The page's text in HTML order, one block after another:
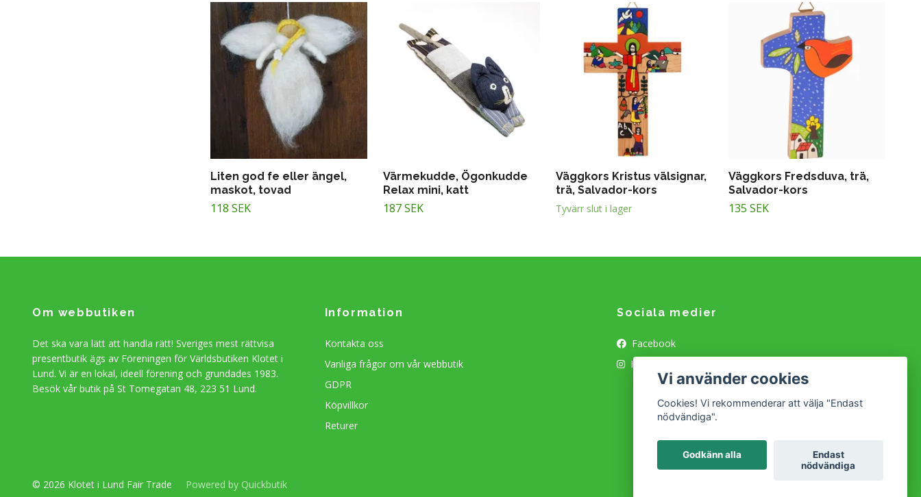
Liten god fe eller ängel,
maskot, tovad
118 SEK
Värmekudde, Ögonkudde
Relax mini, katt
187 SEK
Väggkors Kristus välsignar,
trä, Salvador-kors
Tyvärr slut i lager
Väggkors Fredsduva, trä,
Salvador-kors
135 SEK
Om webbutiken
Det ska vara lätt att handla rätt! Sveriges mest rättvisa
presentbutik ägs av Föreningen för Världsbutiken Klotet i
Lund. Vi är en lokal, ideell förening och grundades 1983.
Besök vår butik på St Tomegatan 48, 223 51 Lund.
Information
Kontakta oss
Vanliga frågor om vår webbutik
GDPR
Köpvillkor
Returer
Sociala medier
Facebook
Instagram
© 2026 Klotet i Lund Fair Trade Powered by Quickbutik
Vi använder cookies
Cookies! Vi rekommenderar att välja "Endast
nödvändiga".
Godkänn alla
Endast
nödvändiga